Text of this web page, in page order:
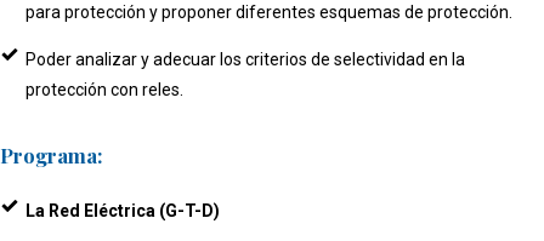
para protección y proponer diferentes esquemas de protección.
Poder analizar y adecuar los criterios de selectividad en la
protección con reles.
Programa:
La Red Eléctrica (G-T-D)